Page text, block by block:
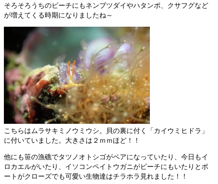
そろそろうちのビーチにもネンブツダイやハタンポ、クサフグなど
が増えてくる時期になりましたね～
こちらはムラサキミノウミウシ。貝の裏に付く「カイウミヒドラ」
に付いていました。大きさは２ｍｍほど！！
他にも笹の漁礁でタツノオトシゴがペアになっていたり、今日もイ
ロカエルがいたり、イソコンペイトウガニがビーチにもいたりとボ
ートがクローズでも可愛い生物達はチラホラ見れました！！